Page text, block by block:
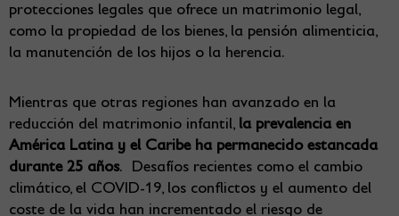
protecciones legales que ofrece un matrimonio legal,
como la propiedad de los bienes, la pensión alimenticia,
la manutención de los hijos o la herencia.
Mientras que otras regiones han avanzado en la
reducción del matrimonio infantil, la prevalencia en
América Latina y el Caribe ha permanecido estancada
durante 25 años. Desafíos recientes como el cambio
climático, el COVID-19, los conflictos y el aumento del
coste de la vida han incrementado el riesgo de